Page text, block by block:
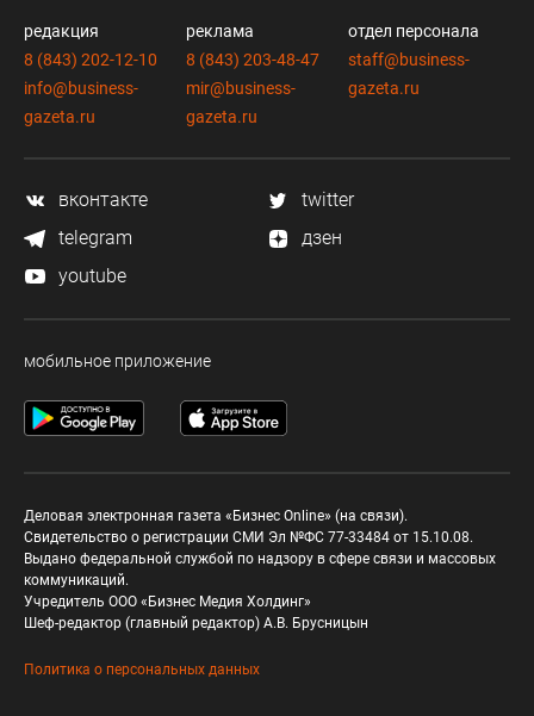
редакция
8 (843) 202-12-10
info@business-
gazeta.ru
реклама
8 (843) 203-48-47
mir@business-
gazeta.ru
отдел персонала
staff@business-
gazeta.ru
вконтакте
twitter
telegram
дзен
youtube
мобильное приложение
Деловая электронная газета «Бизнес Online» (на связи).
Свидетельство о регистрации СМИ Эл №ФС 77-33484 от 15.10.08.
Выдано федеральной службой по надзору в сфере связи и массовых
коммуникаций.
Учредитель ООО «Бизнес Медия Холдинг»
Шеф-редактор (главный редактор) А.В. Брусницын
Политика о персональных данных